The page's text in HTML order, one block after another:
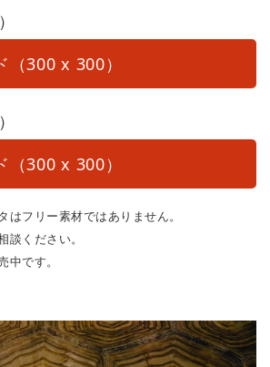
（300 x 300）
（300 x 300）
フリー素材ではありません。
ください。
です。